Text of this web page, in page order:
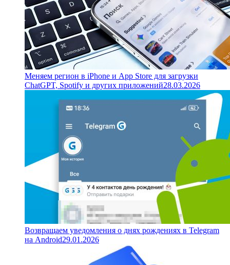
Меняем регион в iPhone и App Store для загрузки
ChatGPT, Spotify и других приложений28.03.2026
Возвращаем уведомления о днях рождениях в Telegram
на Android29.01.2026